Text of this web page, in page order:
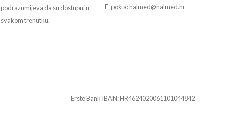
podrazumijeva da su dostupni u
svakom trenutku.
E-pošta: halmed@halmed.hr
Erste Bank IBAN: HR4624020061101044842